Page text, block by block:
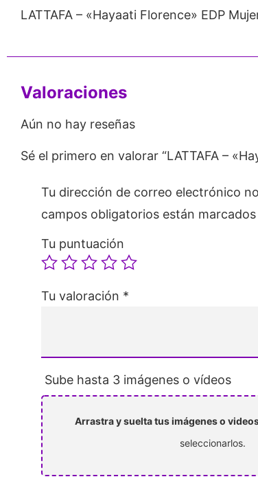
LATTAFA – «Hayaati Florence» EDP
Valoraciones
Aún no hay reseñas
Sé el primero en valorar “LATTAFA –
Tu dirección de correo electrónico
campos obligatorios están
Tu puntuación
Tu valoración *
Sube hasta 3 imágenes o vídeos
Arrastra y suelta tus imágenes o
seleccionarlos.